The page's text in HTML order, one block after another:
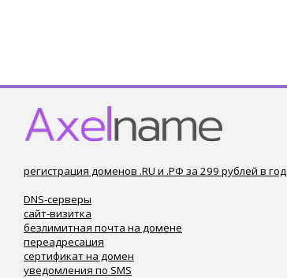
регистрация доменов .RU и .РФ за 299 рублей в год
DNS-серверы
сайт-визитка
безлимитная почта на домене
переадресация
сертификат на домен
уведомления по SMS